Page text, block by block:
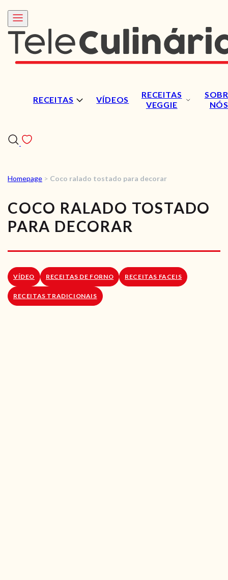
RECEITAS VÍDEOS
RECEITAS
VEGGIE
NÓS
RECEITAS
VÍDEOS
RECEITAS VEGGIE
LOJA ONLINE
Homepage > Coco ralado tostado para decorar
COCO RALADO TOSTADO
PARA DECORAR
VÍDEO RECEITAS DE FORNO RECEITAS FACEIS
RECEITAS TRADICIONAIS